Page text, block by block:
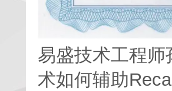
易盛技术工程
术如何辅助